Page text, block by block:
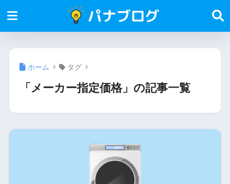
ホーム タグ
「メーカー指定価格」の記事一覧